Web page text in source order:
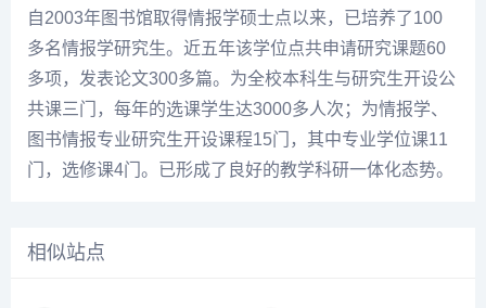
自2003年图书馆取得情报学硕士点以来，已培养了100
多名情报学研究生。近五年该学位点共申请研究课题60
多项，发表论文300多篇。为全校本科生与研究生开设公
共课三门，每年的选课学生达3000多人次；为情报学、
图书情报专业研究生开设课程15门，其中专业学位课11
门，选修课4门。已形成了良好的教学科研一体化态势。
相似站点